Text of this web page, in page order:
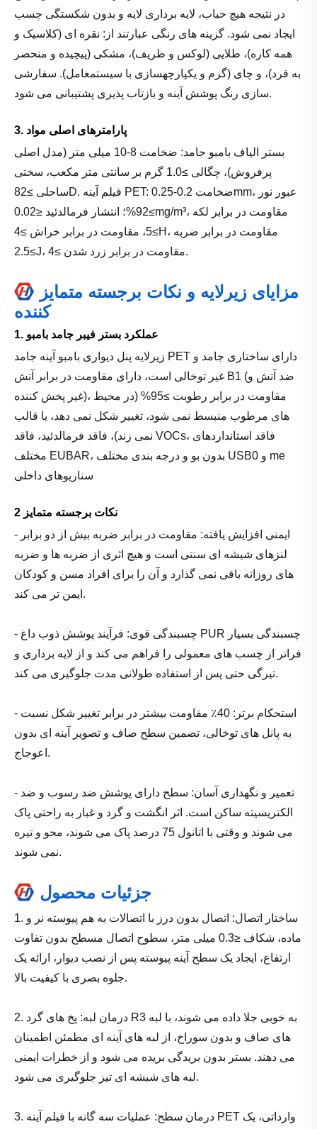
در نتیجه هیچ حباب، لایه برداری لایه و بدون شکستگی چسب
ایجاد نمی شود. گزینه های رنگی عبارتند از: نقره ای (کلاسیک و
همه کاره)، طلایی (لوکس و ظریف)، مشکی (پیچیده و منحصر
به فرد)، و چای (گرم و یکپارچهسازی با سیستمعامل). سفارشی
سازی رنگ پوشش آینه و بازتاب پذیری پشتیبانی می شود.
3. پارامترهای اصلی مواد
بستر الیاف بامبو جامد: ضخامت 8-10 میلی متر (مدل اصلی
پرفروش)، چگالی ≥1.0 گرم بر سانتی متر مکعب، سختی
ساحلی ≥82D. فیلم آینه PET: ضخامت 0.2-0.25mm، عبور نور
≥92%؛ انتشار فرمالدئید ≤0.02mg/m³، مقاومت در برابر لکه
≥5، مقاومت در برابر خراش ≥4H، مقاومت در برابر ضربه
≥2.5J، مقاومت در برابر زرد شدن ≥4.
مزایای زیرلایه و نکات برجسته متمایز
کننده
1. عملکرد بستر فیبر جامد بامبو
زیرلایه پنل دیواری بامبو آینه جامد PET دارای ساختاری جامد و
غیر توخالی است، دارای مقاومت در برابر آتش B1 (ضد آتش و
غیر پخش کننده)، مقاومت در برابر رطوبت ≥95% (در محیط
های مرطوب منبسط نمی شود، تغییر شکل نمی دهد، یا قالب
نمی زند)، فاقد فرمالدئید، فاقد VOCs، فاقد استانداردهای
مختلف EUBAR، بدون بو و درجه بندی مختلف USB0 و me
سناریوهای داخلی
2 نکات برجسته متمایز
- ایمنی افزایش یافته: مقاومت در برابر ضربه بیش از دو برابر
لنزهای شیشه ای سنتی است و هیچ اثری از ضربه ها و ضربه
های روزانه باقی نمی گذارد و آن را برای افراد مسن و کودکان
ایمن تر می کند.
- چسبندگی قوی: فرآیند پوشش ذوب داغ PUR چسبندگی بسیار
فراتر از چسب های معمولی را فراهم می کند و از لایه برداری و
تیرگی حتی پس از استفاده طولانی مدت جلوگیری می کند.
- استحکام برتر: 40٪ مقاومت بیشتر در برابر تغییر شکل نسبت
به پانل های توخالی، تضمین سطح صاف و تصویر آینه ای بدون
اعوجاج.
- تعمیر و نگهداری آسان: سطح دارای پوشش ضد رسوب و ضد
الکتریسیته ساکن است. اثر انگشت و گرد و غبار به راحتی پاک
می شوند و وقتی با اتانول 75 درصد پاک می شوند، محو و تیره
نمی شوند.
جزئیات محصول
1. ساختار اتصال: اتصال بدون درز با اتصالات به هم پیوسته نر و
ماده، شکاف ≤0.3 میلی متر، سطوح اتصال مسطح بدون تفاوت
ارتفاع، ایجاد یک سطح آینه پیوسته پس از نصب دیوار، ارائه یک
جلوه بصری با کیفیت بالا.
2. درمان لبه: پخ های گرد R3 به خوبی جلا داده می شوند، با لبه
های صاف و بدون سوراخ، از لبه های آینه ای مطمئن اطمینان
می دهند. بستر بدون بریدگی بریده می شود و از خطرات ایمنی
لبه های شیشه ای تیز جلوگیری می شود.
3. درمان سطح: عملیات سه گانه با فیلم آینه PET وارداتی، یک